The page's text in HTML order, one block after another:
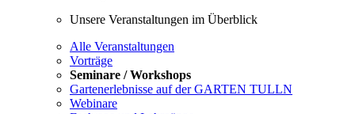
Unsere Veranstaltungen im Überblick
Alle Veranstaltungen
Vorträge
Seminare / Workshops
Gartenerlebnisse auf der GARTEN TULLN
Webinare